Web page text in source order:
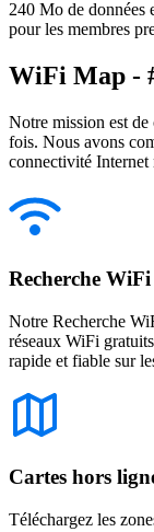
240 Mo de données
pour les membres
WiFi Map -
Notre mission est de
fois. Nous avons
connectivité Internet
Recherche WiFi
Notre Recherche
réseaux WiFi
rapide et fiable sur
Cartes hors
Téléchargez les